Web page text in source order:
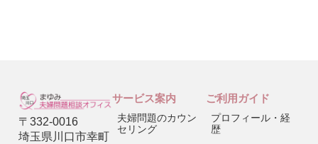
〒332-0016
埼玉県川口市幸町
サービス案内
夫婦問題のカウン
セリング
ご利用ガイド
プロフィール・経
歴